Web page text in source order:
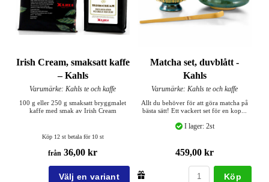
Irish Cream, smaksatt kaffe
– Kahls
Varumärke: Kahls te och kaffe
100 g eller 250 g smaksatt bryggmalet
kaffe med smak av Irish Cream
Köp 12 st betala för 10 st
från 36,00 kr
Matcha set, duvblått -
Kahls
Varumärke: Kahls te och kaffe
Allt du behöver för att göra matcha på
bästa sätt! Ett vackert set för en kop...
I lager: 2st
459,00 kr
Köp